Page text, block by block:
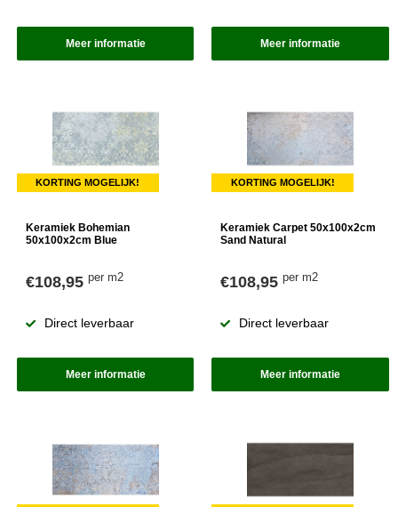
Meer informatie Meer informatie
KORTING MOGELIJK!
Keramiek Bohemian
50x100x2cm Blue
€108,95 per m2
Direct leverbaar
Meer informatie
KORTING MOGELIJK!
Keramiek Carpet 50x100x2cm
Sand Natural
€108,95per m2
Direct leverbaar
Meer informatie